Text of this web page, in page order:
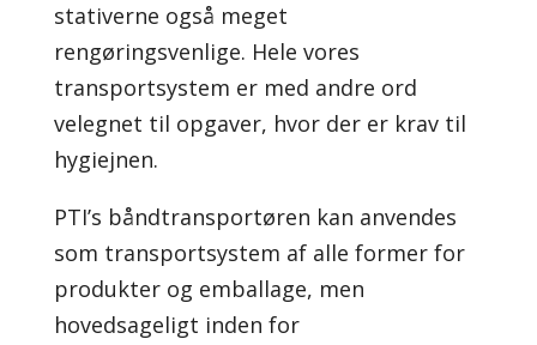
stativerne også meget
rengøringsvenlige. Hele vores
transportsystem er med andre ord
velegnet til opgaver, hvor der er krav til
hygiejnen.
PTI’s båndtransportøren kan anvendes
som transportsystem af alle former for
produkter og emballage, men
hovedsageligt inden for